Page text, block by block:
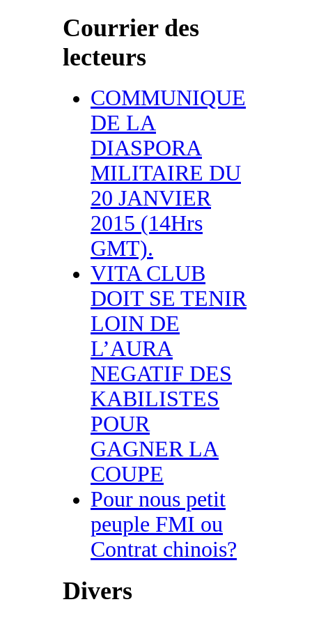
Courrier des
lecteurs
COMMUNIQUE
DE LA
DIASPORA
MILITAIRE DU
20 JANVIER
2015 (14Hrs
GMT).
VITA CLUB
DOIT SE TENIR
LOIN DE
L’AURA
NEGATIF DES
KABILISTES
POUR
GAGNER LA
COUPE
Pour nous petit
peuple FMI ou
Contrat chinois?
Divers